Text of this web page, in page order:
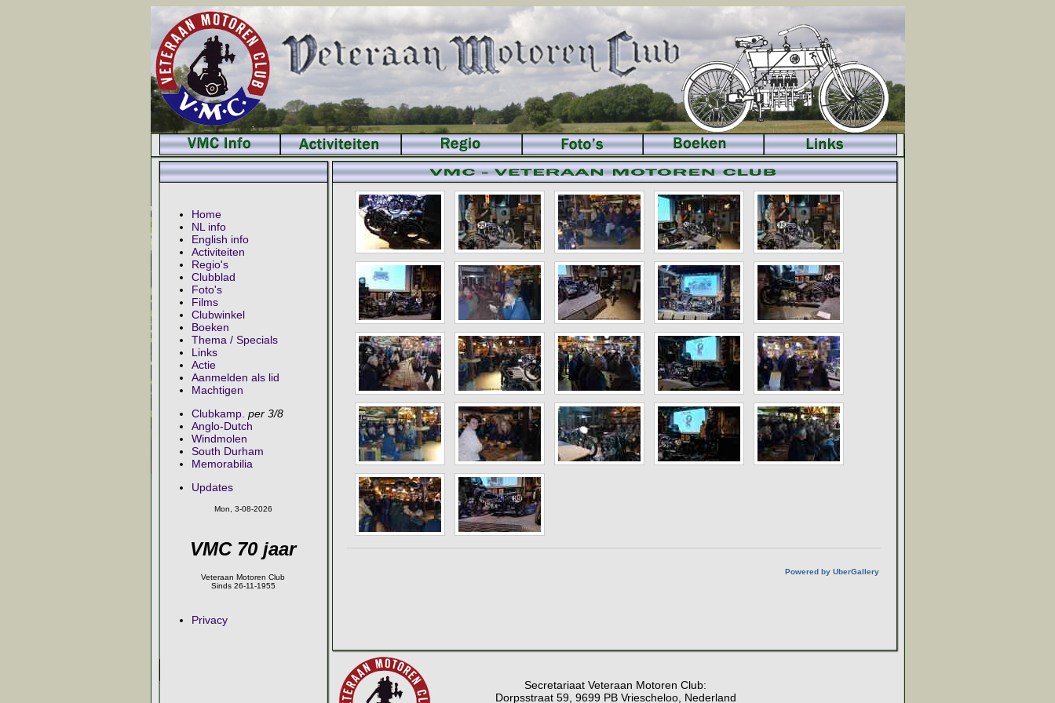
Home
NL info
English info
Activiteiten
Regio's
Clubblad
Foto's
Films
Clubwinkel
Boeken
Thema / Specials
Links
Actie
Aanmelden als lid
Machtigen
Clubkamp. per 3/8
Anglo-Dutch
Windmolen
South Durham
Memorabilia
Updates
Mon, 3-08-2026
VMC 70 jaar
Veteraan Motoren Club
Sinds 26-11-1955
Privacy
Powered by UberGallery
Secretariaat Veteraan Motoren Club:
Dorpsstraat 59, 9699 PB Vriescheloo, Nederland